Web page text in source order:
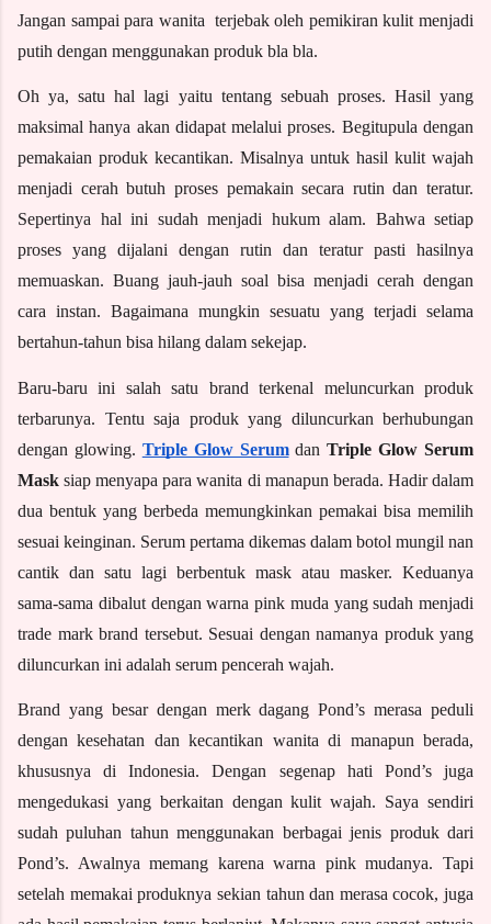
Jangan sampai para wanita  terjebak oleh pemikiran kulit menjadi
putih dengan menggunakan produk bla bla.
Oh ya, satu hal lagi yaitu tentang sebuah proses. Hasil yang
maksimal hanya akan didapat melalui proses. Begitupula dengan
pemakaian produk kecantikan. Misalnya untuk hasil kulit wajah
menjadi cerah butuh proses pemakain secara rutin dan teratur.
Sepertinya hal ini sudah menjadi hukum alam. Bahwa setiap
proses yang dijalani dengan rutin dan teratur pasti hasilnya
memuaskan. Buang jauh-jauh soal bisa menjadi cerah dengan
cara instan. Bagaimana mungkin sesuatu yang terjadi selama
bertahun-tahun bisa hilang dalam sekejap.
Baru-baru ini salah satu brand terkenal meluncurkan produk
terbarunya. Tentu saja produk yang diluncurkan berhubungan
dengan glowing. Triple Glow Serum dan Triple Glow Serum
Mask siap menyapa para wanita di manapun berada. Hadir dalam
dua bentuk yang berbeda memungkinkan pemakai bisa memilih
sesuai keinginan. Serum pertama dikemas dalam botol mungil nan
cantik dan satu lagi berbentuk mask atau masker. Keduanya
sama-sama dibalut dengan warna pink muda yang sudah menjadi
trade mark brand tersebut. Sesuai dengan namanya produk yang
diluncurkan ini adalah serum pencerah wajah.
Brand yang besar dengan merk dagang Pond’s merasa peduli
dengan kesehatan dan kecantikan wanita di manapun berada,
khususnya di Indonesia. Dengan segenap hati Pond’s juga
mengedukasi yang berkaitan dengan kulit wajah. Saya sendiri
sudah puluhan tahun menggunakan berbagai jenis produk dari
Pond’s. Awalnya memang karena warna pink mudanya. Tapi
setelah memakai produknya sekian tahun dan merasa cocok, juga